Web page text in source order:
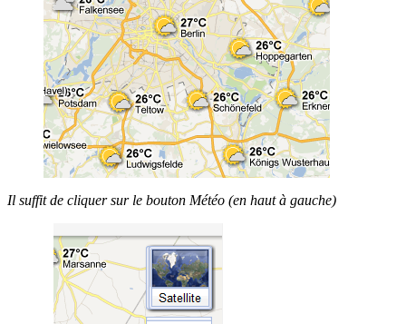
Il suffit de cliquer sur le bouton Météo (en haut à gauche)